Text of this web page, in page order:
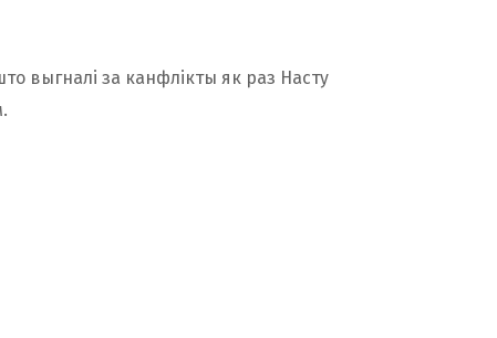
выгналі за канфлікты як раз Насту